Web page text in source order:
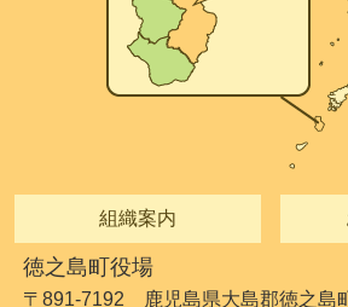
組織案内
徳之島町役場
〒891-7192 鹿児島県大島郡徳之島